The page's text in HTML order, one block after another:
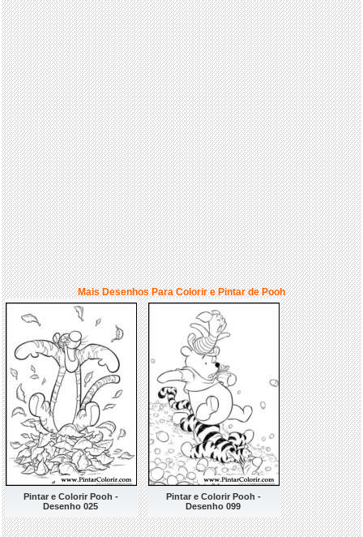
Mais Desenhos Para Colorir e Pintar de Pooh
Pintar e Colorir Pooh -
Desenho 025
Pintar e Colorir Pooh -
Desenho 099